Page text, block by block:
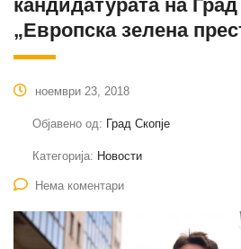
кандидатурата на Град
„Европска зелена
ноември 23, 2018
Објавено од: Град Скопје
Категорија: Новости
Нема коментари